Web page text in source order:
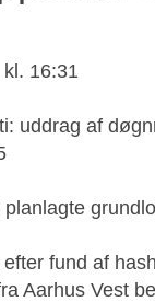
16:31
uddrag af
fund af
Aarhus Vest